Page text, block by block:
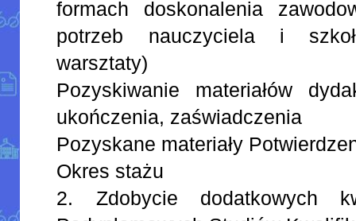
formach doskonalenia
potrzeb nauczyciela i
warsztaty)
Pozyskiwanie materiałów
ukończenia, zaświadczenia
Pozyskane materiały
Okres stażu
2. Zdobycie dodatkowych